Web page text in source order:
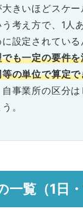
きいほどスケ
う考え方で、1人
に設定されてい
も一定の要件
の単位で算定
事業所の区分
。
一覧（1日・